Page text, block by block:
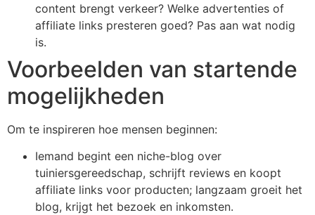
content brengt verkeer? Welke advertenties of
affiliate links presteren goed? Pas aan wat nodig
is.
Voorbeelden van startende
mogelijkheden
Om te inspireren hoe mensen beginnen:
Iemand begint een niche-blog over
tuiniersgereedschap, schrijft reviews en koopt
affiliate links voor producten; langzaam groeit het
blog, krijgt het bezoek en inkomsten.